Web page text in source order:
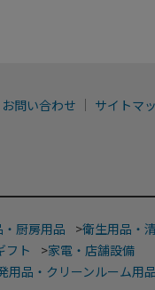
お問い合わせ サイトマ
厨房用品 >衛生用品・
フト
>家電・店舗設備
用品・クリーンルーム用品